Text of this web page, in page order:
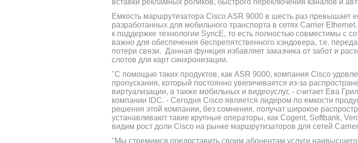
вставки рекламных роликов, быстрого переключения каналов и
Емкость маршрутизатора Cisco ASR 9000 в шесть раз превышает
разработанных для мобильного транспорта в сетях Carrier
к поддержке технологии SyncE, то есть полностью совместимы с
важно для обеспечения беспрепятственного хэндовера, т.е.
потери связи. Данная функция избавляет заказчика от забот и
слотов для карт синхронизации.
"С помощью таких продуктов, как ASR 9000, компания Cisco
пропускания, который постоянно увеличивается из-за
виртуализации, а также мобильных и видеоуслуг, - считает Ева
компании IDC. - Сегодня Cisco является лидером по емкости
решения этой компании, без сомнения, получат широкое
устанавливают такие крупные операторы, как Cogent, Softbank,
видим рост доли Cisco на рынке маршрутизаторов для сетей
"Мы стремимся предоставить своим абонентам услуги